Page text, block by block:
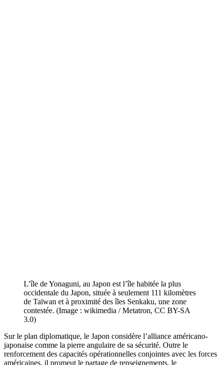
L’île de Yonaguni, au Japon est l’île habitée la plus
occidentale du Japon, située à seulement 111 kilomètres
de Taïwan et à proximité des îles Senkaku, une zone
contestée. (Image : wikimedia / Metatron, CC BY-SA
3.0)
Sur le plan diplomatique, le Japon considère l’alliance américano-
japonaise comme la pierre angulaire de sa sécurité. Outre le
renforcement des capacités opérationnelles conjointes avec les forces
américaines, il promeut le partage de renseignements, le